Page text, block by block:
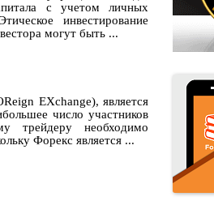
с учетом личных
инвестирование
могут быть ...
EXchange), является
число участников
трейдеру необходимо
Форекс является ...